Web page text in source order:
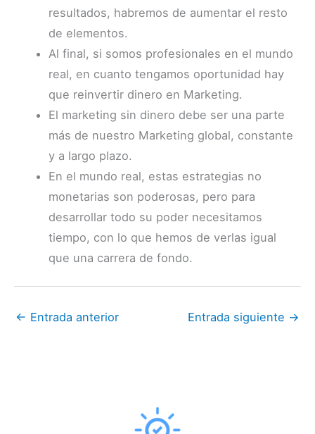
resultados, habremos de aumentar el resto
de elementos.
Al final, si somos profesionales en el mundo
real, en cuanto tengamos oportunidad hay
que reinvertir dinero en Marketing.
El marketing sin dinero debe ser una parte
más de nuestro Marketing global, constante
y a largo plazo.
En el mundo real, estas estrategias no
monetarias son poderosas, pero para
desarrollar todo su poder necesitamos
tiempo, con lo que hemos de verlas igual
que una carrera de fondo.
← Entrada anterior Entrada siguiente →